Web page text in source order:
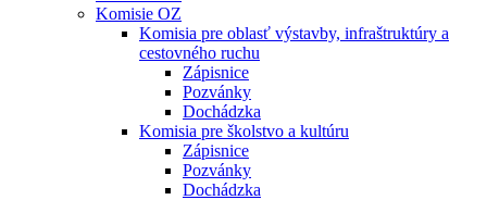
Komisie OZ
Komisia pre oblasť výstavby, infraštruktúry a
cestovného ruchu
Zápisnice
Pozvánky
Dochádzka
Komisia pre školstvo a kultúru
Zápisnice
Pozvánky
Dochádzka